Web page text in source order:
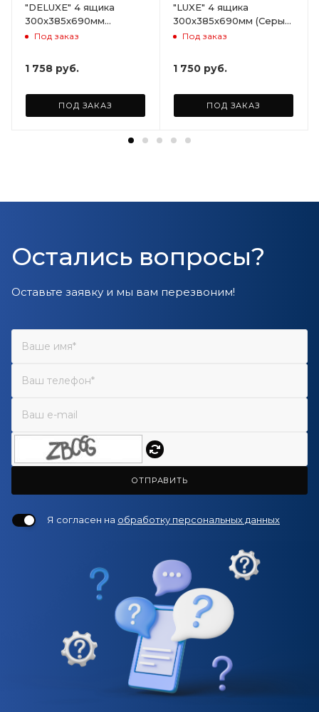
"DELUXE" 4 ящика
300х385х690мм
(Светло-бежевый)
Под заказ
1 758 руб.
ПОД ЗАКАЗ
"LUXE" 4 ящика
300х385х690мм (Серый)
ARD258086
Под заказ
1 750 руб.
ПОД ЗАКАЗ
Остались вопросы?
Оставьте заявку и мы вам перезвоним!
ОТПРАВИТЬ
Я согласен на обработку персональных данных